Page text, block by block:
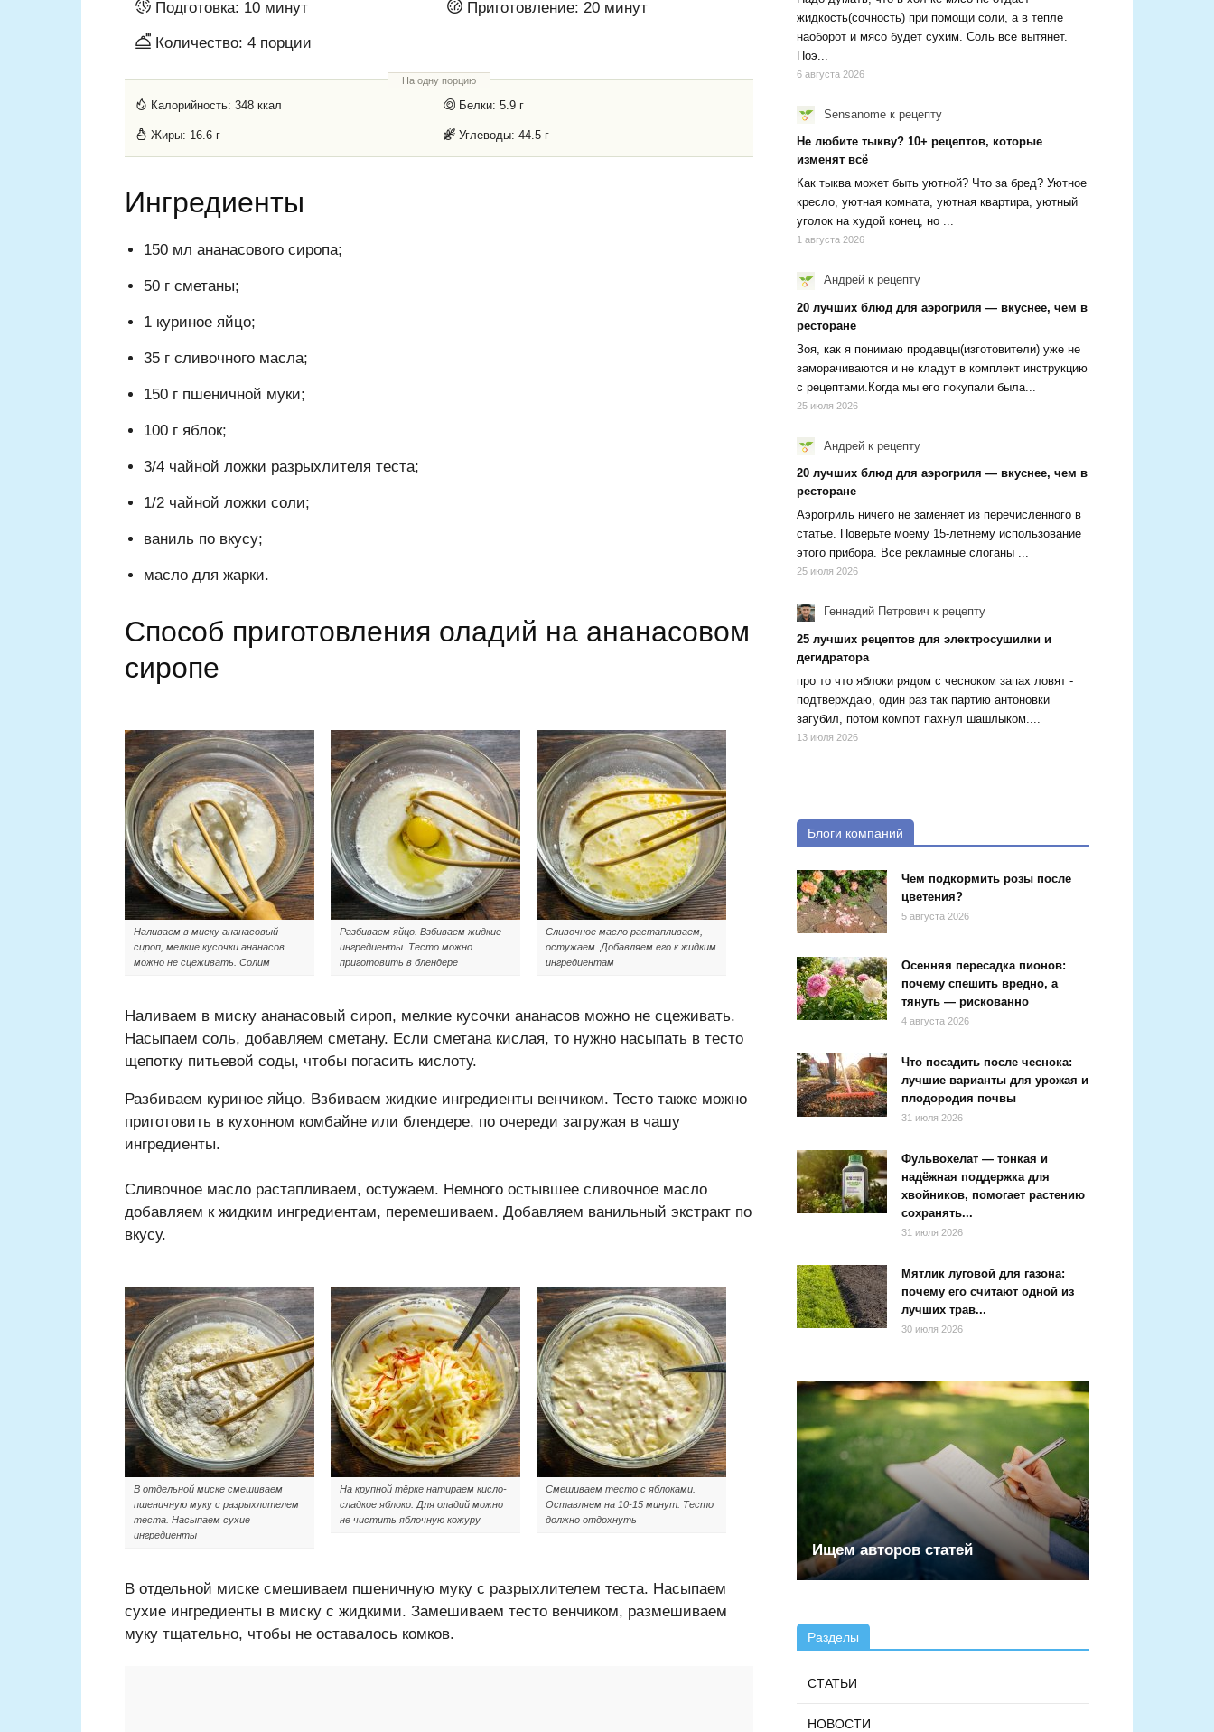
Подготовка: 10 минут Приготовление: 20 минут
Количество: 4 порции
На одну порцию
Калорийность: 348 ккал Белки: 5.9 г
Жиры: 16.6 г Углеводы: 44.5 г
Ингредиенты
150 мл ананасового сиропа;
50 г сметаны;
1 куриное яйцо;
35 г сливочного масла;
150 г пшеничной муки;
100 г яблок;
3/4 чайной ложки разрыхлителя теста;
1/2 чайной ложки соли;
ваниль по вкусу;
масло для жарки.
Способ приготовления оладий на ананасовом
сиропе
Наливаем в миску ананасовый
сироп, мелкие кусочки ананасов
можно не сцеживать. Солим
Разбиваем яйцо. Взбиваем жидкие
ингредиенты. Тесто можно
приготовить в блендере
Сливочное масло растапливаем,
остужаем. Добавляем его к жидким
ингредиентам
Наливаем в миску ананасовый сироп, мелкие кусочки ананасов можно не сцеживать.
Насыпаем соль, добавляем сметану. Если сметана кислая, то нужно насыпать в тесто
щепотку питьевой соды, чтобы погасить кислоту.
Разбиваем куриное яйцо. Взбиваем жидкие ингредиенты венчиком. Тесто также можно
приготовить в кухонном комбайне или блендере, по очереди загружая в чашу
ингредиенты.
Сливочное масло растапливаем, остужаем. Немного остывшее сливочное масло
добавляем к жидким ингредиентам, перемешиваем. Добавляем ванильный экстракт по
вкусу.
В отдельной миске смешиваем
пшеничную муку с разрыхлителем
теста. Насыпаем сухие
ингредиенты
На крупной тёрке натираем кисло-
сладкое яблоко. Для оладий можно
не чистить яблочную кожуру
Смешиваем тесто с яблоками.
Оставляем на 10-15 минут. Тесто
должно отдохнуть
В отдельной миске смешиваем пшеничную муку с разрыхлителем теста. Насыпаем
сухие ингредиенты в миску с жидкими. Замешиваем тесто венчиком, размешиваем
муку тщательно, чтобы не оставалось комков.
жидкость(сочность) при помощи соли, а в тепле
наоборот и мясо будет сухим. Соль все вытянет.
Поэ...
6 августа 2026
Sensanome к рецепту
Не любите тыкву? 10+ рецептов, которые
изменят всё
Как тыква может быть уютной? Что за бред? Уютное
кресло, уютная комната, уютная квартира, уютный
уголок на худой конец, но ...
1 августа 2026
Андрей к рецепту
20 лучших блюд для аэрогриля — вкуснее, чем в
ресторане
Зоя, как я понимаю продавцы(изготовители) уже не
заморачиваются и не кладут в комплект инструкцию
с рецептами.Когда мы его покупали была...
25 июля 2026
Андрей к рецепту
20 лучших блюд для аэрогриля — вкуснее, чем в
ресторане
Аэрогриль ничего не заменяет из перечисленного в
статье. Поверьте моему 15-летнему использование
этого прибора. Все рекламные слоганы ...
25 июля 2026
Геннадий Петрович к рецепту
25 лучших рецептов для электросушилки и
дегидратора
про то что яблоки рядом с чесноком запах ловят -
подтверждаю, один раз так партию антоновки
загубил, потом компот пахнул шашлыком....
13 июля 2026
Блоги компаний
Чем подкормить розы после
цветения?
5 августа 2026
Осенняя пересадка пионов:
почему спешить вредно, а
тянуть — рискованно
4 августа 2026
Что посадить после чеснока:
лучшие варианты для урожая и
плодородия почвы
31 июля 2026
Фульвохелат — тонкая и
надёжная поддержка для
хвойников, помогает растению
сохранять...
31 июля 2026
Мятлик луговой для газона:
почему его считают одной из
лучших трав...
30 июля 2026
Ищем авторов статей
Разделы
СТАТЬИ
НОВОСТИ